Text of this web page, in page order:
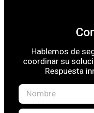
Hablemos de
coordinar su
Respuesta